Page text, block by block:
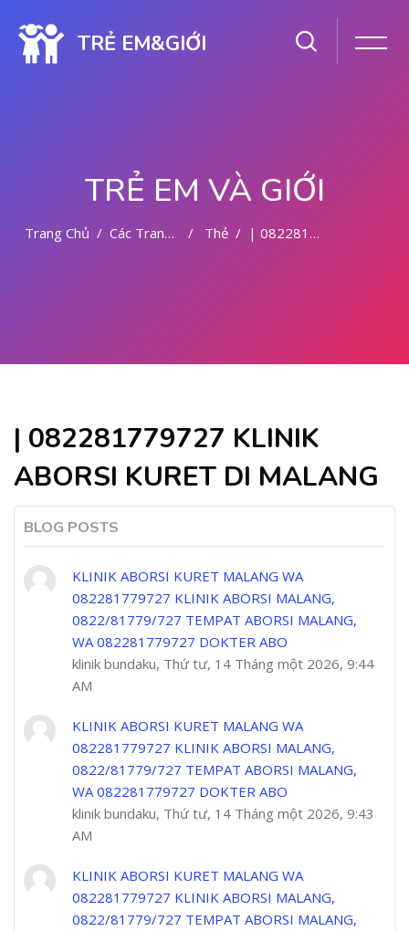
TRẺ EM&GIỚI
TRẺ EM VÀ GIỚI
Trang Chủ Các Trang Của Hệ Thống Thẻ | 082281779727 KLINIK ABORSI KURET DI MALANG
| 082281779727 KLINIK
ABORSI KURET DI MALANG
BLOG POSTS
KLINIK ABORSI KURET MALANG WA
082281779727 KLINIK ABORSI MALANG,
0822/81779/727 TEMPAT ABORSI MALANG,
WA 082281779727 DOKTER ABO
klinik bundaku, Thứ tư, 14 Tháng một 2026, 9:44
AM
KLINIK ABORSI KURET MALANG WA
082281779727 KLINIK ABORSI MALANG,
0822/81779/727 TEMPAT ABORSI MALANG,
WA 082281779727 DOKTER ABO
klinik bundaku, Thứ tư, 14 Tháng một 2026, 9:43
AM
KLINIK ABORSI KURET MALANG WA
082281779727 KLINIK ABORSI MALANG,
0822/81779/727 TEMPAT ABORSI MALANG,